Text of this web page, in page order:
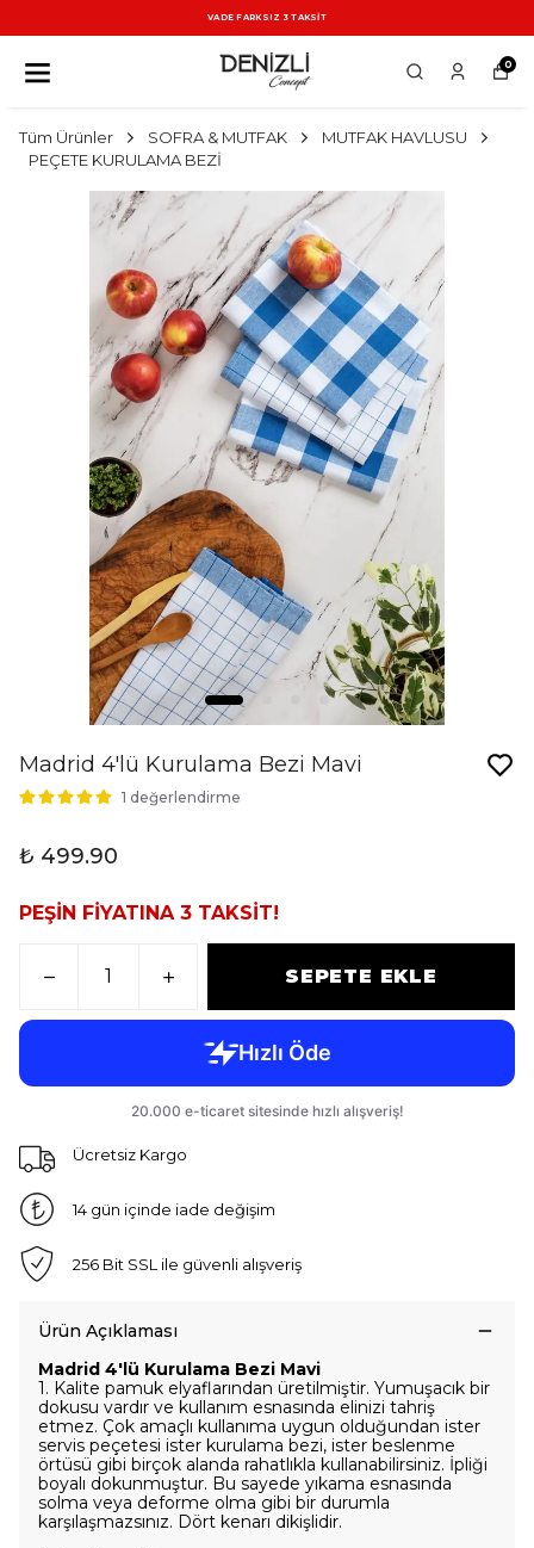
VADE FARKSIZ 3 TAKSİT
0
Tüm Ürünler SOFRA & MUTFAK
MUTFAK HAVLUSU
PEÇETE KURULAMA BEZİ
Madrid 4'lü Kurulama Bezi Mavi
1 değerlendirme
₺ 499.90
PEŞİN FİYATINA 3 TAKSİT!
SEPETE EKLE
Ücretsiz Kargo
14 gün içinde iade değişim
256 Bit SSL ile güvenli alışveriş
Ürün Açıklaması
Madrid 4'lü Kurulama Bezi Mavi
1. Kalite pamuk elyaflarından üretilmiştir. Yumuşacık bir
dokusu vardır ve kullanım esnasında elinizi tahriş
etmez. Çok amaçlı kullanıma uygun olduğundan ister
servis peçetesi ister kurulama bezi, ister beslenme
örtüsü gibi birçok alanda rahatlıkla kullanabilirsiniz. İpliği
boyalı dokunmuştur. Bu sayede yıkama esnasında
solma veya deforme olma gibi bir durumla
karşılaşmazsınız. Dört kenarı dikişlidir.